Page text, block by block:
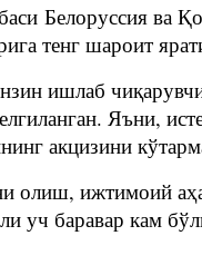
Белоруссия ва
тенг шароит
ишлаб
Яъни,
акцизини
олиш, ижтимоий
уч баравар кам